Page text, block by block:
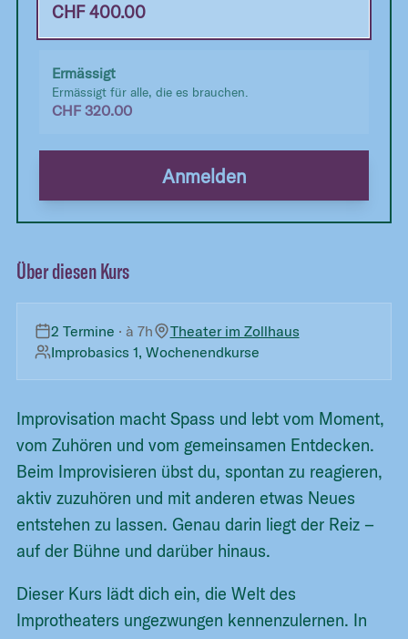
CHF400.00
Ermässigt
Ermässigt für alle, die es brauchen.
CHF320.00
Anmelden
Über diesen Kurs
2 Termine · à7h
Theater im Zollhaus
Improbasics 1, Wochenendkurse
Improvisation macht Spass und lebt vom Moment,
vom Zuhören und vom gemeinsamen Entdecken.
Beim Improvisieren übst du, spontan zu reagieren,
aktiv zuzuhören und mit anderen etwas Neues
entstehen zu lassen. Genau darin liegt der Reiz –
auf der Bühne und darüber hinaus.
Dieser Kurs lädt dich ein, die Welt des
Improtheaters ungezwungen kennenzulernen. In